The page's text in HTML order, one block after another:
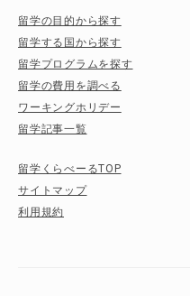
留学の目的から探す
留学する国から探す
留学プログラムを探す
留学の費用を調べる
ワーキングホリデー
留学記事一覧
留学くらべーるTOP
サイトマップ
利用規約